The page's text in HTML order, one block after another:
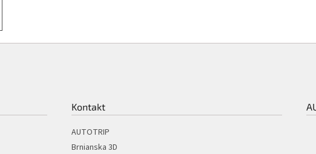
Kontakt
AUTOTRIP
Brnianska 3D